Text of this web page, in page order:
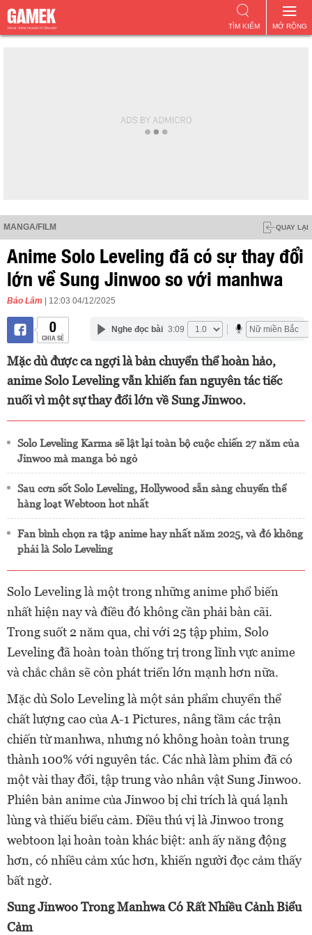
MỞ RỘNG
TÌM KIẾM
MANGA/FILM QUAY LẠI
Anime Solo Leveling đã có sự thay đổi
lớn về Sung Jinwoo so với manhwa
Bảo Lâm | 12:03 04/12/2025
0
CHIA SẺ
Nghe đọc bài 3:09
Mặc dù được ca ngợi là bản chuyển thể hoàn hảo,
anime Solo Leveling vẫn khiến fan nguyên tác tiếc
nuối vì một sự thay đổi lớn về Sung Jinwoo.
Solo Leveling Karma sẽ lật lại toàn bộ cuộc chiến 27 năm của
Jinwoo mà manga bỏ ngỏ
Sau cơn sốt Solo Leveling, Hollywood sẵn sàng chuyển thể
hàng loạt Webtoon hot nhất
Fan bình chọn ra tập anime hay nhất năm 2025, và đó không
phải là Solo Leveling
Solo Leveling là một trong những anime phổ biến
nhất hiện nay và điều đó không cần phải bàn cãi.
Trong suốt 2 năm qua, chỉ với 25 tập phim, Solo
Leveling đã hoàn toàn thống trị trong lĩnh vực anime
và chắc chắn sẽ còn phát triển lớn mạnh hơn nữa.
Mặc dù Solo Leveling là một sản phẩm chuyển thể
chất lượng cao của A-1 Pictures, nâng tầm các trận
chiến từ manhwa, nhưng nó không hoàn toàn trung
thành 100% với nguyên tác. Các nhà làm phim đã có
một vài thay đổi, tập trung vào nhân vật Sung Jinwoo.
Phiên bản anime của Jinwoo bị chỉ trích là quá lạnh
lùng và thiếu biểu cảm. Điều thú vị là Jinwoo trong
webtoon lại hoàn toàn khác biệt: anh ấy năng động
hơn, có nhiều cảm xúc hơn, khiến người đọc cảm thấy
bất ngờ.
Sung Jinwoo Trong Manhwa Có Rất Nhiều Cảnh Biểu
Cảm